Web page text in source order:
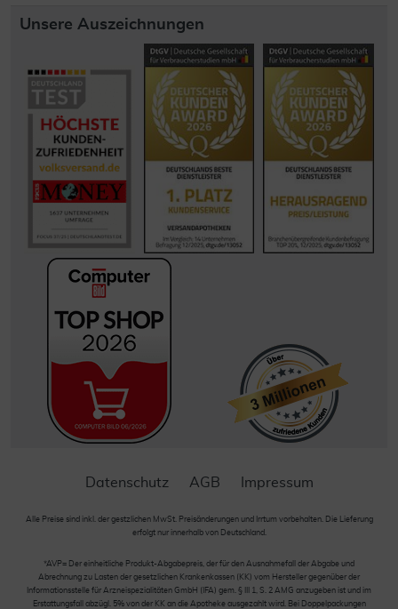
Unsere Auszeichnungen
Datenschutz AGB Impressum
Alle Preise sind inkl. der gestzlichen MwSt. Preisänderungen und Irrtum vorbehalten. Die Lieferung
erfolgt nur innerhalb von Deutschland.
*AVP= Der einheitliche Produkt-Abgabepreis, der für den Ausnahmefall der Abgabe und
Abrechnung zu Lasten der gesetzlichen Krankenkassen (KK) vom Hersteller gegenüber der
Informationsstelle für Arzneispezialitäten GmbH (IFA) gem. § III 1, S. 2 AMG anzugeben ist und im
Erstattungsfall abzügl. 5% von der KK an die Apotheke ausgezahlt wird. Bei Doppelpackungen